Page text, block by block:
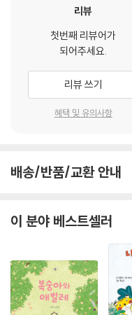
활화하는 즐거움을 느낄 수
임을 알 수 있습니다. 처음부
책을 읽고 나서 정리하는 것
수 있도록 이끌어 주세요. 아
리 활동은 아이에게 성취감과
잡이가 될 거예요.
리뷰
첫번째 리뷰어가
되어주세요.
리뷰 쓰기
혜택 및 유의사항
배송/반품/교환 안내
이 분야 베스트셀러